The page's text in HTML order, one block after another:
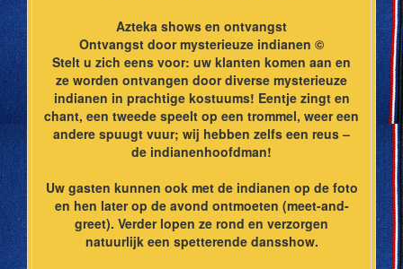
Azteka shows en ontvangst
Ontvangst door mysterieuze indianen ©
Stelt u zich eens voor: uw klanten komen aan en
ze worden ontvangen door diverse mysterieuze
indianen in prachtige kostuums! Eentje zingt en
chant, een tweede speelt op een trommel, weer een
andere spuugt vuur; wij hebben zelfs een reus –
de indianenhoofdman!
Uw gasten kunnen ook met de indianen op de foto
en hen later op de avond ontmoeten (meet-and-
greet). Verder lopen ze rond en verzorgen
natuurlijk een spetterende dansshow.